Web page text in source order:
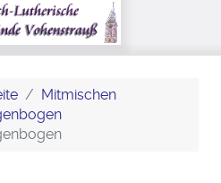
Mitmischen